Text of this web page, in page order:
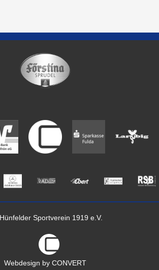
Hünfelder Sportverein 1919 e.V.
Webdesign by CONVERT